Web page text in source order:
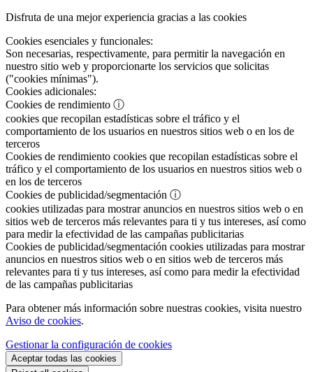
Disfruta de una mejor experiencia gracias a las cookies
Cookies esenciales y funcionales:
Son necesarias, respectivamente, para permitir la navegación en
nuestro sitio web y proporcionarte los servicios que solicitas
("cookies mínimas").
Cookies adicionales:
Cookies de rendimiento ⓘ
cookies que recopilan estadísticas sobre el tráfico y el
comportamiento de los usuarios en nuestros sitios web o en los de
terceros
Cookies de rendimiento cookies que recopilan estadísticas sobre el
tráfico y el comportamiento de los usuarios en nuestros sitios web o
en los de terceros
Cookies de publicidad/segmentación ⓘ
cookies utilizadas para mostrar anuncios en nuestros sitios web o en
sitios web de terceros más relevantes para ti y tus intereses, así como
para medir la efectividad de las campañas publicitarias
Cookies de publicidad/segmentación cookies utilizadas para mostrar
anuncios en nuestros sitios web o en sitios web de terceros más
relevantes para ti y tus intereses, así como para medir la efectividad
de las campañas publicitarias
Para obtener más información sobre nuestras cookies, visita nuestro
Aviso de cookies.
Gestionar la configuración de cookies
Aceptar todas las cookies